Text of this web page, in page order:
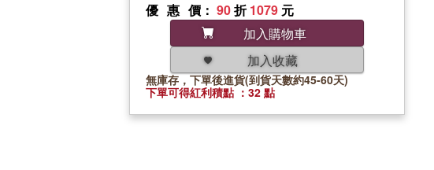
優惠價 ： 90折1079 元
加入購物車
加入收藏
無庫存，下單後進貨(到貨天數約45-60天)
下單可得紅利積點 ：32 點